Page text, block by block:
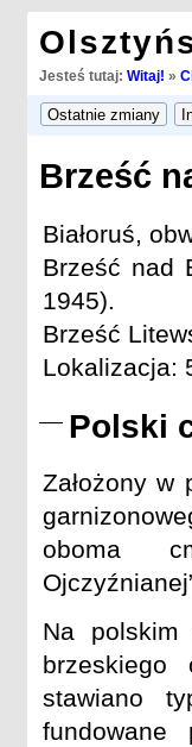
Jesteś tutaj: Witaj! »
Brześć
Białoruś,
Brześć nad
1945).
Brześć
Lokalizacja:
Polski
Założony w
oboma
Na polskim
brzeskiego
stawiano
fundowane